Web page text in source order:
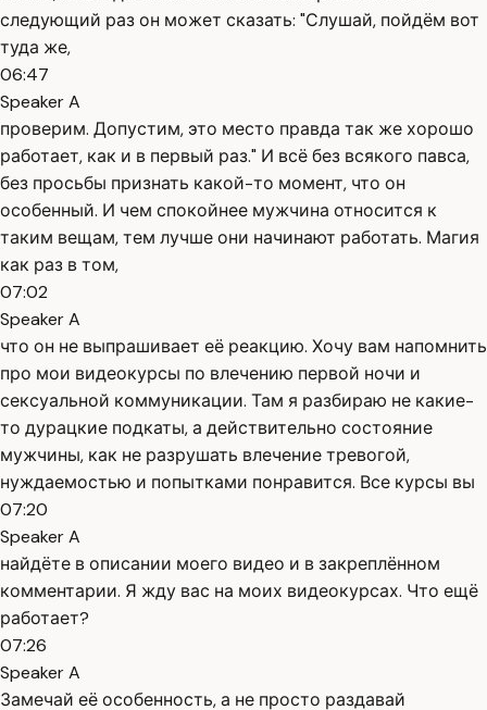
следующий раз он может сказать: "Слушай, пойдём вот
туда же,
06:47
Speaker A
проверим. Допустим, это место правда так же хорошо
работает, как и в первый раз." И всё без всякого павса,
без просьбы признать какой-то момент, что он
особенный. И чем спокойнее мужчина относится к
таким вещам, тем лучше они начинают работать. Магия
как раз в том,
07:02
Speaker A
что он не выпрашивает её реакцию. Хочу вам напомнить
про мои видеокурсы по влечению первой ночи и
сексуальной коммуникации. Там я разбираю не какие-
то дурацкие подкаты, а действительно состояние
мужчины, как не разрушать влечение тревогой,
нуждаемостью и попытками понравится. Все курсы вы
07:20
Speaker A
найдёте в описании моего видео и в закреплённом
комментарии. Я жду вас на моих видеокурсах. Что ещё
работает?
07:26
Speaker A
Замечай её особенность, а не просто раздавай